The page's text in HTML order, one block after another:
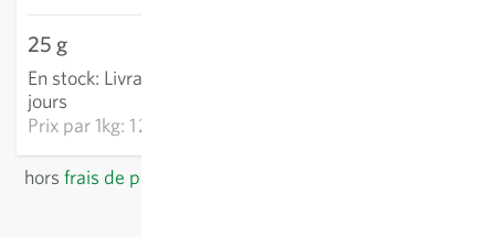
25 g
En stock: Livraison 3-5
jours
Prix par1kg: 1 296,84 €
hors frais de port